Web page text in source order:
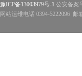
豫ICP备13003979号-1 公安备案
网站运维电话 0394-5222096 邮